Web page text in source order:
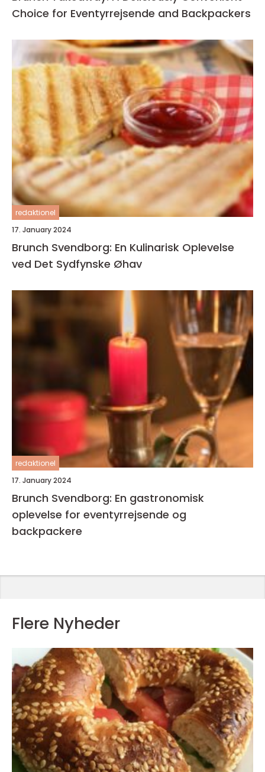
Choice for Eventyrrejsende and Backpackers
redaktionel
17. January 2024
Brunch Svendborg: En Kulinarisk Oplevelse
ved Det Sydfynske Øhav
redaktionel
17. January 2024
Brunch Svendborg: En gastronomisk
oplevelse for eventyrrejsende og
backpackere
Flere Nyheder